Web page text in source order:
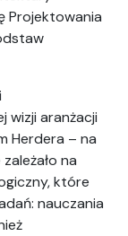
Projektowania
wizji aranżacji
Herdera – na
na
które
nauczania